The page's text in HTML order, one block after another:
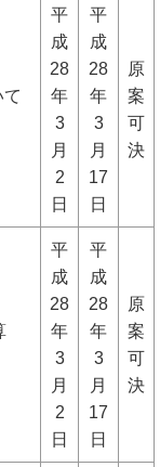
平
成
28
年
3
月
2
日
平
成
28
年
3
月
17
日
原
案
可
決
平
成
28
年
3
月
2
日
平
成
28
年
3
月
17
日
原
案
可
決